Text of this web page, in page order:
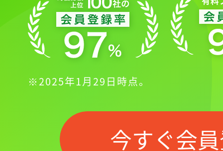
※2025年1月29日時点。
今すぐ会